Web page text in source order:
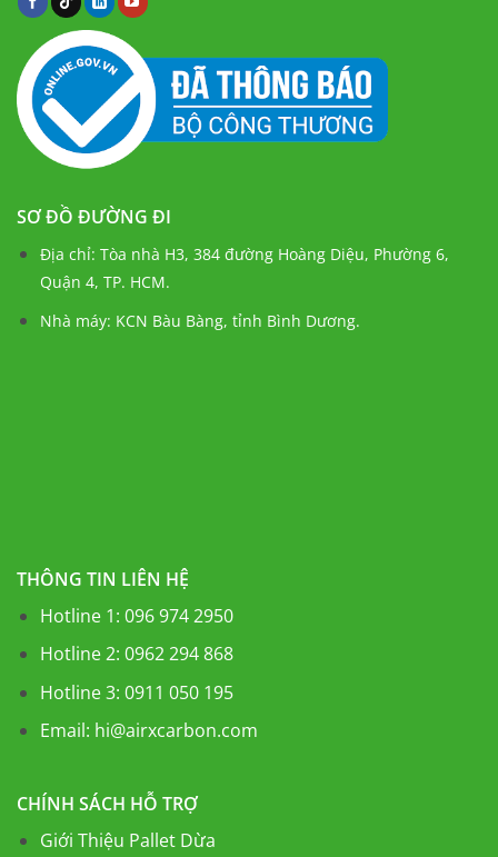
THÔNG TIN LIÊN HỆ
Hotline 1: 096 974 2950
Hotline 2: 0962 294 868
Hotline 3: 0911 050 195
Email: hi@airxcarbon.com
CHÍNH SÁCH HỖ TRỢ
Giới Thiệu Pallet Dừa
SƠ ĐỒ ĐƯỜNG ĐI
Địa chỉ: Tòa nhà H3, 384 đường Hoàng Diệu, Phường 6,
Quận 4, TP. HCM.
Nhà máy: KCN Bàu Bàng, tỉnh Bình Dương.